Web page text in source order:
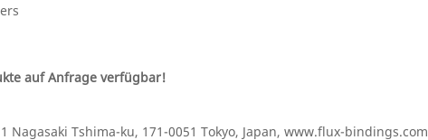
auf Anfrage verfügbar!
Nagasaki Tshima-ku, 171-0051 Tokyo, Japan, www.flux-bindings.com